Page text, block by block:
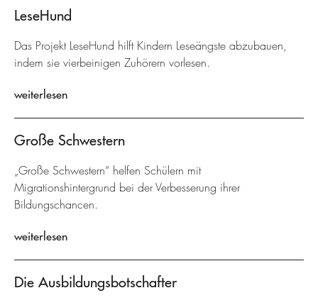
LeseHund
Das Projekt LeseHund hilft Kindern Leseängste abzubauen,
indem sie vierbeinigen Zuhörern vorlesen.
weiterlesen
Große Schwestern
„Große Schwestern“ helfen Schülern mit
Migrationshintergrund bei der Verbesserung ihrer
Bildungschancen.
weiterlesen
Die Ausbildungsbotschafter